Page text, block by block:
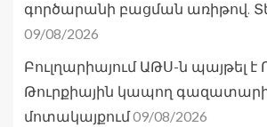
գործարանի բացման առիթով.
09/08/2026
Բուլղարիայում ԱԹՍ-ն պայթել
Թուրքիային կապող
մոտակայքում09/08/2026